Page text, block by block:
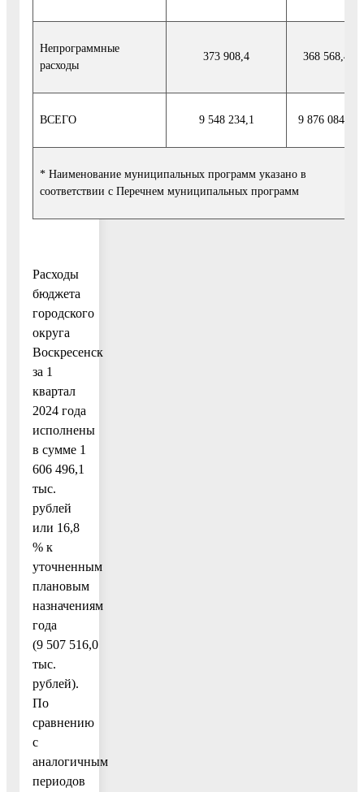
Непрограммные
расходы
373 908,4 368 568,4
ВСЕГО 9 548 234,1 9 876 084,4
* Наименование муниципальных программ указано в
соответствии с Перечнем муниципальных программ
Расходы
бюджета
городского
округа
Воскресенск
за 1
квартал
2024 года
исполнены
в сумме 1
606 496,1
тыс.
рублей
или 16,8
% к
уточненным
плановым
назначениям
года
(9 507 516,0
тыс.
рублей).
По
сравнению
с
аналогичным
периодов